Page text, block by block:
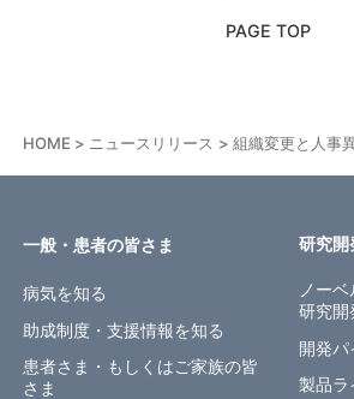
PAGE TOP
HOME ニュースリリース 組織変更と人事
一般・患者の皆さま
病気を知る
助成制度・支援情報を知る
患者さま・もしくはご家族の皆
さま
研究開
ノー
研究開
開発パ
製品ラ